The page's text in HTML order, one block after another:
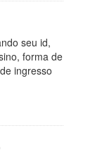
seu id,
forma de
ingresso